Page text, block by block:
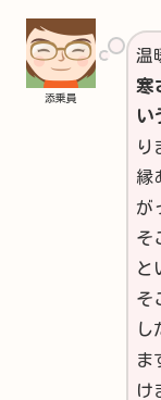
添乗員
温
寒
い
り
縁
が
そ
と
そ
し
ま
け